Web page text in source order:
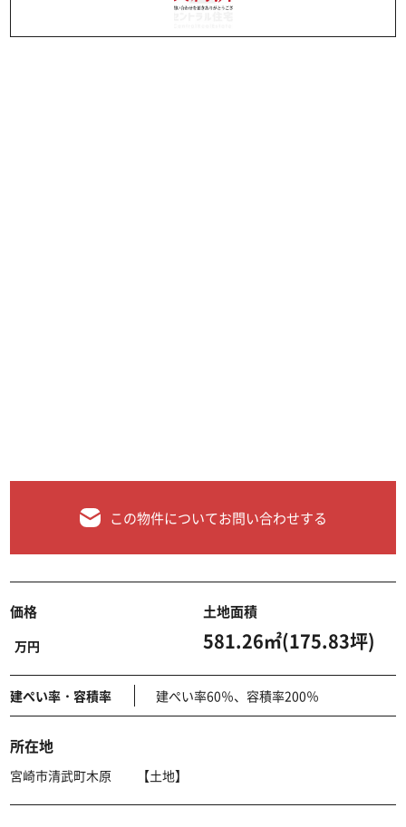
この物件についてお問い合わせする
価格
万円
土地面積
581.26㎡(175.83坪)
建ぺい率・容積率 建ぺい率60％、容積率200％
所在地
宮崎市清武町木原 【土地】